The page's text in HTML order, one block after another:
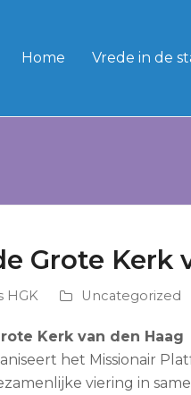
Home Vrede in de
Grote Kerk
HGK Uncategorized
Kerk van den Haag
het Missionair
viering in